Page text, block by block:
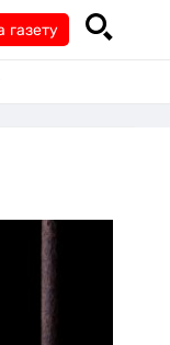
газету